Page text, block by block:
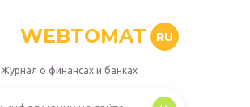
WEBTOMAT RU
Журнал о финансах и банках